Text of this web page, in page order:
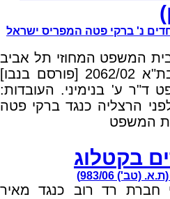
המאוחדים נ' ברקי פטה המפריס ישראל
המשפט המחוזי תל אביב
– יפו מיום 25.3.2008 בת"א 2062/02 [פורסם בנבו]
ד"ר ע' בנימיני. העובדות:
הרצליה כנגד ברקי פטה
המשפט
בקטלוג
983/06)
חברת רד רוב כנגד מאיר